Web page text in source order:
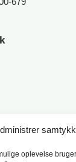
oplevelse